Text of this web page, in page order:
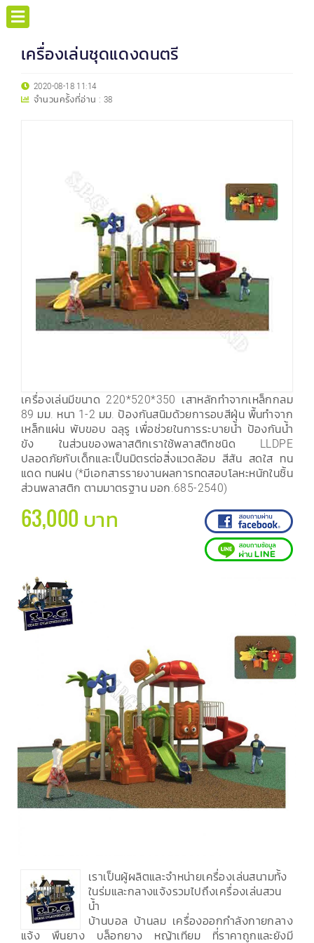
เครื่องเล่นชุดแดงดนตรี
2020-08-18 11:14
จำนวนครั้งที่อ่าน : 38
เครื่องเล่นมีขนาด 220*520*350 เสาหลักทำจากเหล็กกลม
89 มม. หนา 1-2 มม. ป้องกันสนิมด้วยการอบสีฝุ่น พื้นทำจาก
เหล็กแผ่น พับขอบ ฉลุรู เพื่อช่วยในการระบายน้ำ ป้องกันน้ำ
ขัง ในส่วนของพลาสติกเราใช้พลาสติกชนิด LLDPE
ปลอดภัยกับเด็กและเป็นมิตรต่อสิ่งแวดล้อม สีสัน สดใส ทน
แดด ทนฝน (*มีเอกสารรายงานผลการทดสอบโลหะหนักในชิ้น
ส่วนพลาสติก ตามมาตรฐาน มอก.685-2540)
63,000 บาท
เราเป็นผู้ผลิตและจำหน่ายเครื่องเล่นสนามทั้ง
ในร่มและกลางแจ้งรวมไปถึงเครื่องเล่นสวน
น้ำ
บ้านบอล บ้านลม เครื่องออกกำลังกายกลาง
แจ้ง พื้นยาง บล็อกยาง หญ้าเทียม ที่ราคาถูกและยังมี